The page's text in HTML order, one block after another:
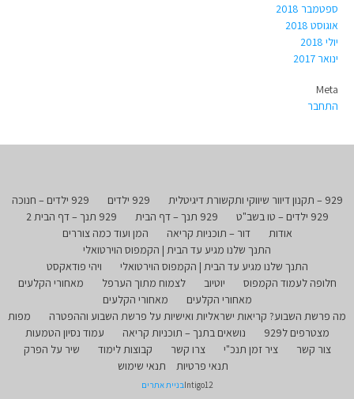
ספטמבר 2018
אוגוסט 2018
יולי 2018
ינואר 2017
Meta
התחבר
929 – תקנון דיוור שיווקי ותקשורת דיגיטלית 929 ילדים
929 ילדים – חנוכה
929 ילדים – טו בשב"ט
929 תנך – דף הבית
929 תנך – דף הבית 2
אודות
דור – תוכניות קריאה
המן ועוד כמה צוררים
התנך שלנו מגיע עד הבית | הקמפוס הוירטואלי
התנך שלנו מגיע עד הבית | הקמפוס הוירטואלי
ויהי פודאקסט
חלופה לעמוד הקמפוס
יוטיוב לצמוח מתוך הערפל
מאחורי הקלעים
מאחורי הקלעים
מאחורי הקלעים
מה פרשת השבוע? קריאות ישראליות ואישיות על פרשת השבוע וההפטרה
מפות
מצטרפים ל929
נושאים בתנך – תוכניות קריאה
עמוד נסיון הטמעות
צור קשר
ציר זמן תנכ"י צרו קשר קבוצות לימוד
שיר על הפרק
תנאי פרטיות
תנאי שימוש
Intigo12בניית אתרים